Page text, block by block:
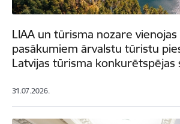
LIAA un tūrisma nozare
pasākumiem ārvalstu tūristu
Latvijas tūrisma konkurētspējas
31.07.2026.